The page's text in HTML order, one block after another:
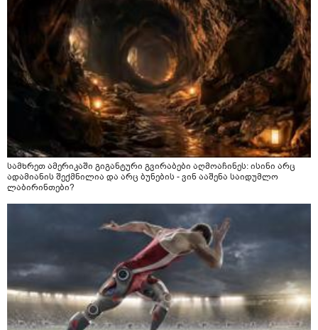
სამხრეთ ამერიკაში გიგანტური გვირაბები აღმოაჩინეს: ისინი არც
ადამიანის შექმნილია და არც ბუნების - ვინ ააშენა საიდუმლო
ლაბირინთები?